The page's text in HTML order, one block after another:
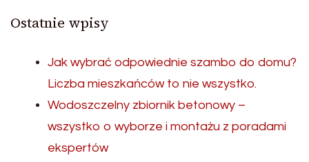
Ostatnie wpisy
Jak wybrać odpowiednie szambo do domu?
Liczba mieszkańców to nie wszystko.
Wodoszczelny zbiornik betonowy –
wszystko o wyborze i montażu z poradami
ekspertów